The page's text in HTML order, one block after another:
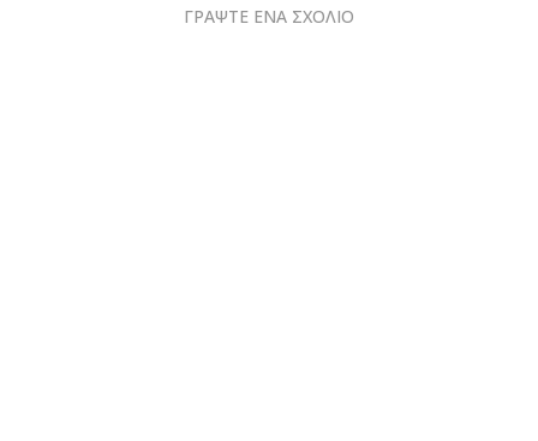
ΓΡΑΨΤΕ ΕΝΑ ΣΧΟΛΙΟ